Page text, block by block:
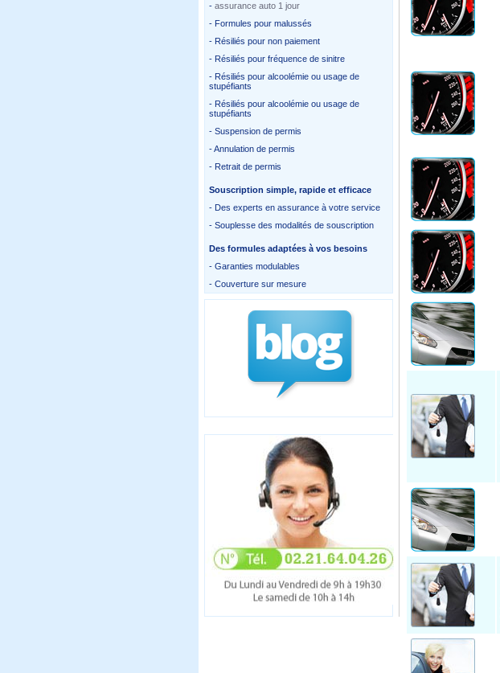
- assurance auto 1 jour
- Formules pour malussés
- Résiliés pour non paiement
- Résiliés pour fréquence de sinitre
- Résiliés pour alcoolémie ou usage de
stupéfiants
- Résiliés pour alcoolémie ou usage de
stupéfiants
- Suspension de permis
- Annulation de permis
- Retrait de permis
Souscription simple, rapide et efficace
- Des experts en assurance à votre service
- Souplesse des modalités de souscription
Des formules adaptées à vos besoins
- Garanties modulables
- Couverture sur mesure